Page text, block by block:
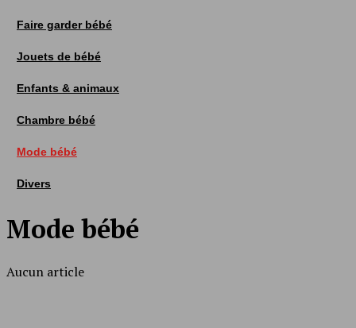
Faire garder bébé
Jouets de bébé
Enfants & animaux
Chambre bébé
Mode bébé
Divers
Mode bébé
Aucun article